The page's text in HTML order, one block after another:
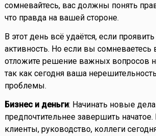
сомневайтесь, вас должны понять
что правда на вашей стороне.
В этот день всё удаётся, если
активность. Но если вы сомневаетесь
отложите решение важных вопросов
так как сегодня ваша
проблемы.
Бизнес и деньги: Начинать новые дела
предпочтительнее завершить
клиенты, руководство, коллеги